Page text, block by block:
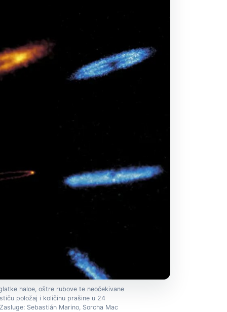
haloe, oštre rubove te neočekivane
položaj i količinu prašine u 24
Sebastián Marino, Sorcha Mac